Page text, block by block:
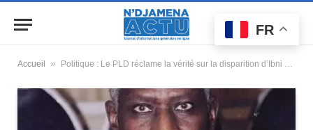
Accueil » Politique : Le PLD réclame la vérité sur la disparition d’Ibni Oumar Mahamat Saleh
FR